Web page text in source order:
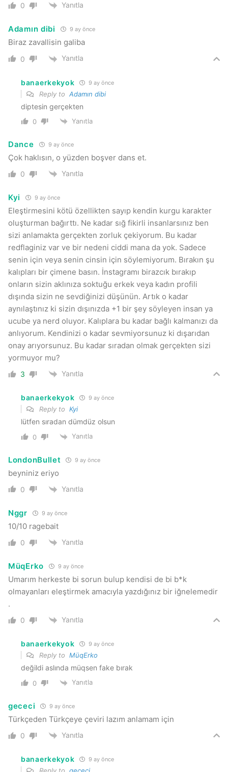
0 Yanıtla
Adamın dibi 9 ay önce
Biraz zavallisin galiba
0 Yanıtla
banaerkekyok 9 ay önce
Reply to Adamın dibi
diptesin gerçekten
0 Yanıtla
Dance 9 ay önce
Çok haklısın, o yüzden boşver dans et.
0 Yanıtla
Kyi 9 ay önce
Eleştirmesini kötü özellikten sayıp kendin kurgu karakter
oluşturman bağırttı. Ne kadar sığ fikirli insanlarsınız ben
sizi anlamakta gerçekten zorluk çekiyorum. Bu kadar
redflaginiz var ve bir nedeni ciddi mana da yok. Sadece
senin için veya senin cinsin için söylemiyorum. Bırakın şu
kalıpları bir çimene basın. İnstagramı birazcık bırakıp
onların sizin aklınıza soktuğu erkek veya kadın profili
dışında sizin ne sevdiğinizi düşünün. Artık o kadar
aynılaştınız ki sizin dışınızda +1 bir şey söyleyen insan ya
ucube ya nerd oluyor. Kalıplara bu kadar bağlı kalmanızı da
anlıyorum. Kendinizi o kadar sevmiyorsunuz ki dışarıdan
onay arıyorsunuz. Bu kadar sıradan olmak gerçekten sizi
yormuyor mu?
3 Yanıtla
banaerkekyok 9 ay önce
Reply to Kyi
lütfen sıradan dümdüz olsun
0 Yanıtla
LondonBullet 9 ay önce
beyniniz eriyo
0 Yanıtla
Nggr 9 ay önce
10/10 ragebait
0 Yanıtla
MüqErko 9 ay önce
Umarım herkeste bi sorun bulup kendisi de bi b*k
olmayanları eleştirmek amacıyla yazdığınız bir iğnelemedir
.
0 Yanıtla
banaerkekyok 9 ay önce
Reply to MüqErko
değildi aslında müqsen fake bırak
0 Yanıtla
gececi 9 ay önce
Türkçeden Türkçeye çeviri lazım anlamam için
0 Yanıtla
banaerkekyok 9 ay önce